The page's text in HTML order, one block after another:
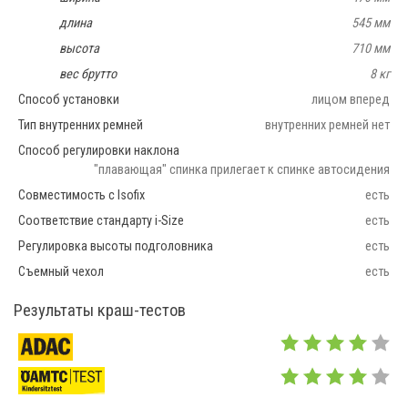
длина
545 мм
высота
710 мм
вес брутто
8 кг
Способ установки
лицом вперед
Тип внутренних ремней
внутренних ремней нет
Способ регулировки наклона
"плавающая" спинка прилегает к спинке автосидения
Совместимость с Isofix
есть
Соответствие стандарту i-Size
есть
Регулировка высоты подголовника
есть
Съемный чехол
есть
Результаты краш-тестов